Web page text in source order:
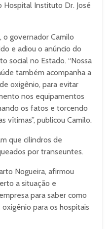
Hospital Instituto Dr. José
o governador Camilo
e adiou o anúncio do
social no Estado. “Nossa
também acompanha a
oxigênio, para evitar
nos equipamentos
os fatos e torcendo
vítimas”, publicou Camilo.
que cilindros de
por transeuntes.
Nogueira, afirmou
a situação e
para saber como
para os hospitais